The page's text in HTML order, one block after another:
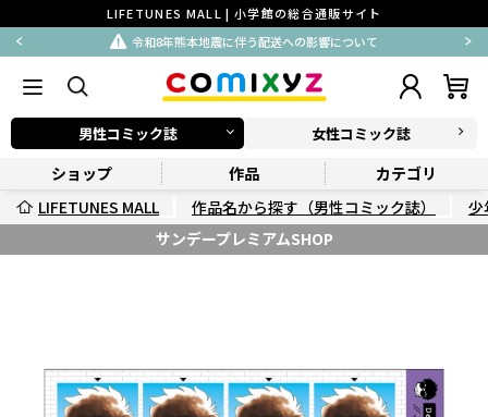
LIFETUNES MALL | 小学館の総合通販サイト
令和8年熊本地震に伴う配送への影響について
男性コミック誌 女性コミック誌
ショップ 作品
カテゴリ
LIFETUNES MALL
作品名から探す（男性コミック誌）
少
サンデープレミアムSHOP